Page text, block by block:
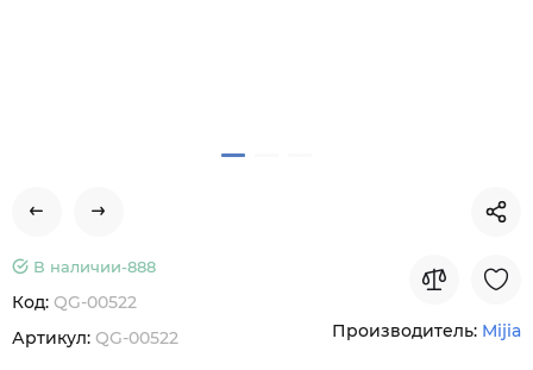
В наличии-888
Код: QG-00522
Артикул: QG-00522 Производитель: Mijia